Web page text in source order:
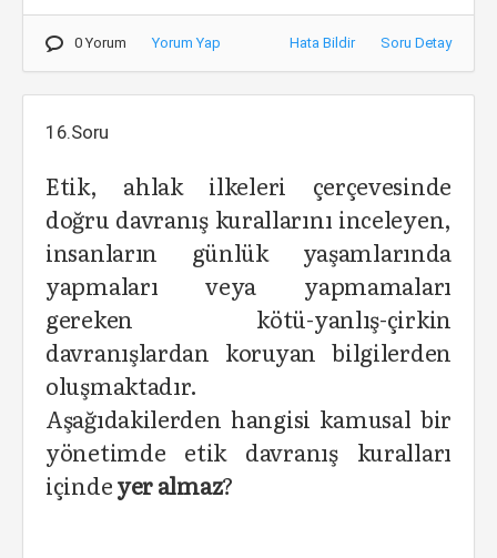
0 Yorum Yorum Yap Hata Bildir Soru Detay
16.Soru
Etik, ahlak ilkeleri çerçevesinde
doğru davranış kurallarını inceleyen,
insanların günlük yaşamlarında
yapmaları veya yapmamaları
gereken kötü-yanlış-çirkin
davranışlardan koruyan bilgilerden
oluşmaktadır.
Aşağıdakilerden hangisi kamusal bir
yönetimde etik davranış kuralları
içindeyer almaz?